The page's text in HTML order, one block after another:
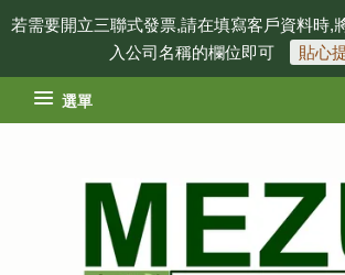
若需要開立三聯式發票,請在填寫客戶資料時,
入公司名稱的欄位即可
貼心
選單